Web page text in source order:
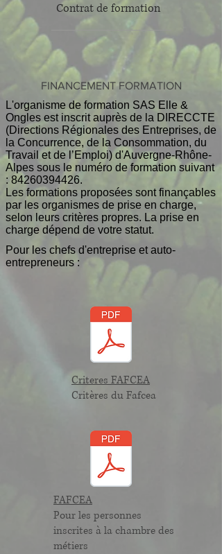
Contrat de formation
FINANCEMENT FORMATION
L'organisme de formation SAS Elle &
Ongles est inscrit auprès de la DIRECCTE
(Directions Régionales des Entreprises, de
la Concurrence, de la Consommation, du
Travail et de l’Emploi) d'Auvergne-Rhône-
Alpes sous le numéro de formation suivant
: 84260394426.
Les formations proposées sont finançables
par les organismes de prise en charge,
selon leurs critères propres. La prise en
charge dépend de votre statut.
Pour les chefs d'entreprise et auto-
entrepreneurs :
Criteres FAFCEA
​Critères du Fafcea
FAFCEA
Pour les personnes
inscrites à la chambre des
métiers